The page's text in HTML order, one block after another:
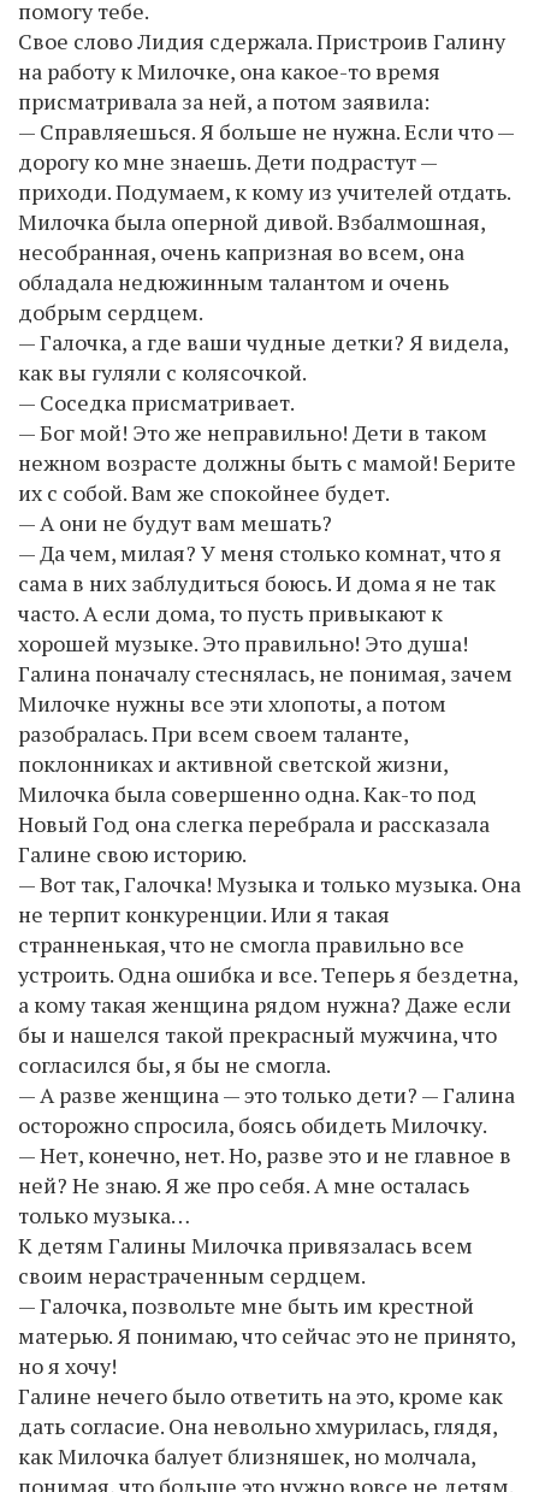
помогу тебе.
Свое слово Лидия сдержала. Пристроив Галину
на работу к Милочке, она какое-то время
присматривала за ней, а потом заявила:
— Справляешься. Я больше не нужна. Если что —
дорогу ко мне знаешь. Дети подрастут —
приходи. Подумаем, к кому из учителей отдать.
Милочка была оперной дивой. Взбалмошная,
несобранная, очень капризная во всем, она
обладала недюжинным талантом и очень
добрым сердцем.
— Галочка, а где ваши чудные детки? Я видела,
как вы гуляли с колясочкой.
— Соседка присматривает.
— Бог мой! Это же неправильно! Дети в таком
нежном возрасте должны быть с мамой! Берите
их с собой. Вам же спокойнее будет.
— А они не будут вам мешать?
— Да чем, милая? У меня столько комнат, что я
сама в них заблудиться боюсь. И дома я не так
часто. А если дома, то пусть привыкают к
хорошей музыке. Это правильно! Это душа!
Галина поначалу стеснялась, не понимая, зачем
Милочке нужны все эти хлопоты, а потом
разобралась. При всем своем таланте,
поклонниках и активной светской жизни,
Милочка была совершенно одна. Как-то под
Новый Год она слегка перебрала и рассказала
Галине свою историю.
— Вот так, Галочка! Музыка и только музыка. Она
не терпит конкуренции. Или я такая
странненькая, что не смогла правильно все
устроить. Одна ошибка и все. Теперь я бездетна,
а кому такая женщина рядом нужна? Даже если
бы и нашелся такой прекрасный мужчина, что
согласился бы, я бы не смогла.
— А разве женщина — это только дети? — Галина
осторожно спросила, боясь обидеть Милочку.
— Нет, конечно, нет. Но, разве это и не главное в
ней? Не знаю. Я же про себя. А мне осталась
только музыка…
К детям Галины Милочка привязалась всем
своим нерастраченным сердцем.
— Галочка, позвольте мне быть им крестной
матерью. Я понимаю, что сейчас это не принято,
но я хочу!
Галине нечего было ответить на это, кроме как
дать согласие. Она невольно хмурилась, глядя,
как Милочка балует близняшек, но молчала,
понимая, что больше это нужно вовсе не детям.